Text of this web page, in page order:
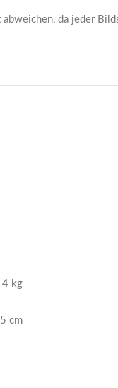
da jeder
4 kg
cm